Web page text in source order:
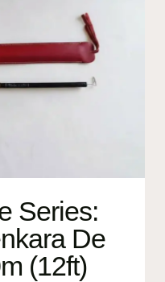
Series:
De
(12ft)